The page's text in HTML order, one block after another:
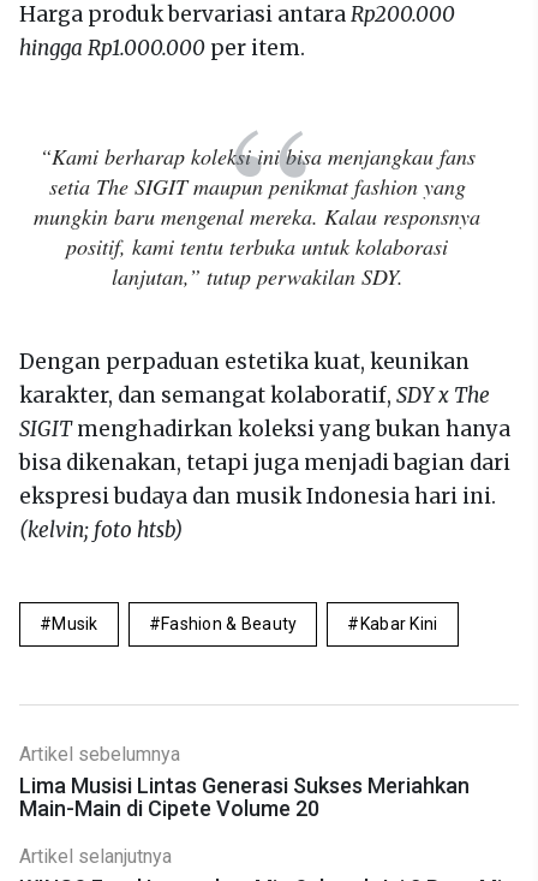
Harga produk bervariasi antaraRp200.000
hingga Rp1.000.000 per item.
“Kami berharap koleksi ini bisa menjangkau fans
setia The SIGIT maupun penikmat fashion yang
mungkin baru mengenal mereka. Kalau responsnya
positif, kami tentu terbuka untuk kolaborasi
lanjutan,” tutup perwakilan SDY.
Dengan perpaduan estetika kuat, keunikan
karakter, dan semangat kolaboratif, SDY x The
SIGITmenghadirkan koleksi yang bukan hanya
bisa dikenakan, tetapi juga menjadi bagian dari
ekspresi budaya dan musik Indonesia hari ini.
(kelvin; foto htsb)
Musik Fashion & Beauty Kabar Kini
Artikel sebelumnya
Lima Musisi Lintas Generasi Sukses Meriahkan
Main-Main di Cipete Volume 20
Artikel selanjutnya